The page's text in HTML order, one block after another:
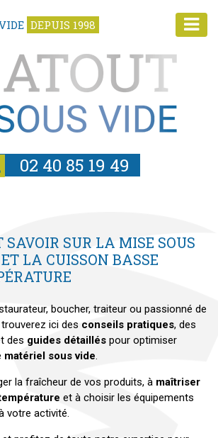
DEPUIS 1998
02 40 85 19 49
SAVOIR SUR LA MISE SOUS
LA CUISSON BASSE
boucher, traiteur ou passionné de
ici des conseils pratiques, des
des guides détaillés pour optimiser
matériel sous vide
la fraîcheur de vos produits, à maîtriser
et à choisir les équipements
votre activité.